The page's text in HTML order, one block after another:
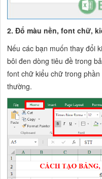
2. Đổ màu nền, font chữ,
Nếu các bạn muốn thay đổi
bôi đen dòng tiêu đề trong
font chữ kiểu chữ trong phần
thường.